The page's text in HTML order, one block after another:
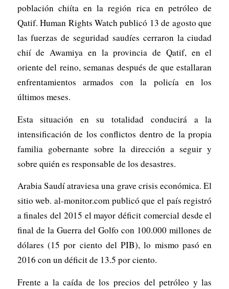
población chiíta en la región rica en petróleo de
Qatif. Human Rights Watch publicó 13 de agosto que
las fuerzas de seguridad saudíes cerraron la ciudad
chií de Awamiya en la provincia de Qatif, en el
oriente del reino, semanas después de que estallaran
enfrentamientos armados con la policía en los
últimos meses.
Esta situación en su totalidad conducirá a la
intensificación de los conflictos dentro de la propia
familia gobernante sobre la dirección a seguir y
sobre quién es responsable de los desastres.
Arabia Saudí atraviesa una grave crisis económica. El
sitio web. al-monitor.com publicó que el país registró
a finales del 2015 el mayor déficit comercial desde el
final de la Guerra del Golfo con 100.000 millones de
dólares (15 por ciento del PIB), lo mismo pasó en
2016 con un déficit de 13.5 por ciento.
Frente a la caída de los precios del petróleo y las